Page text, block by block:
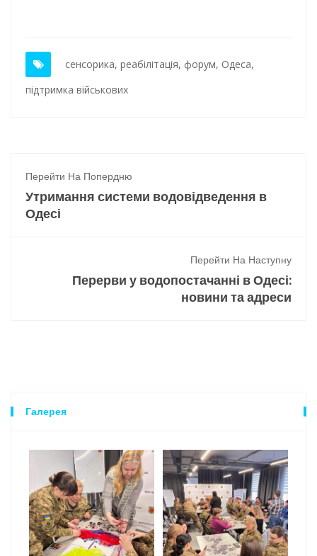
сенсорика, реабілітація, форум, Одеса,
підтримка військових
Перейти На Попердню
Утримання системи водовідведення в
Одесі
Перейти На Наступну
Перерви у водопостачанні в Одесі:
новини та адреси
Галерея